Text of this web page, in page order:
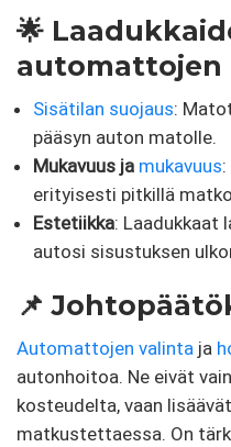
🌟
automattojen
Sisätilan suojaus:
pääsyn auton matolle.
Mukavuus ja mukavuus
erityisesti pitkillä
Estetiikka: Laadukkaat
autosi sisustuksen
📌
Automattojen valinta ja
autonhoitoa. Ne eivät
kosteudelta, vaan
matkustettaessa. On